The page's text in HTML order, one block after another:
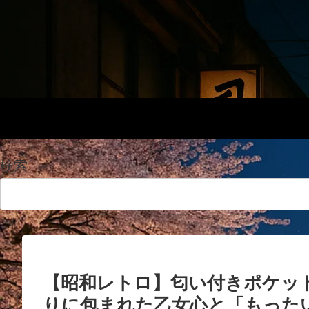
検索
【昭和レトロ】匂い付きポケ
りに包まれた乙女心と「もった